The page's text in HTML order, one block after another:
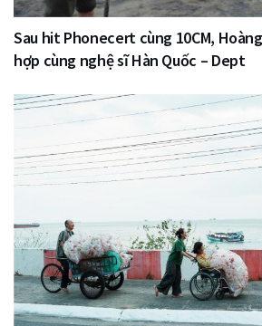
Sau hit Phonecert cùng 10CM,
hợp cùng nghệ sĩ Hàn Quốc – Dept